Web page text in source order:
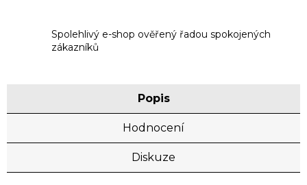
Spolehlivý e-shop ověřený řadou spokojených
zákazníků
Popis
Hodnocení
Diskuze